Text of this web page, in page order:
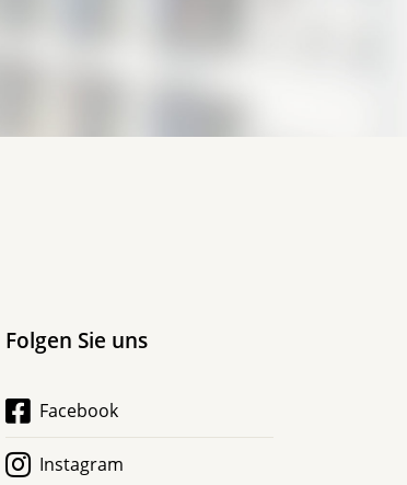
Folgen Sie uns
Facebook
Instagram